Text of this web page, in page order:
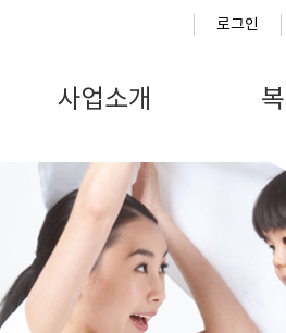
로그인
사업소개